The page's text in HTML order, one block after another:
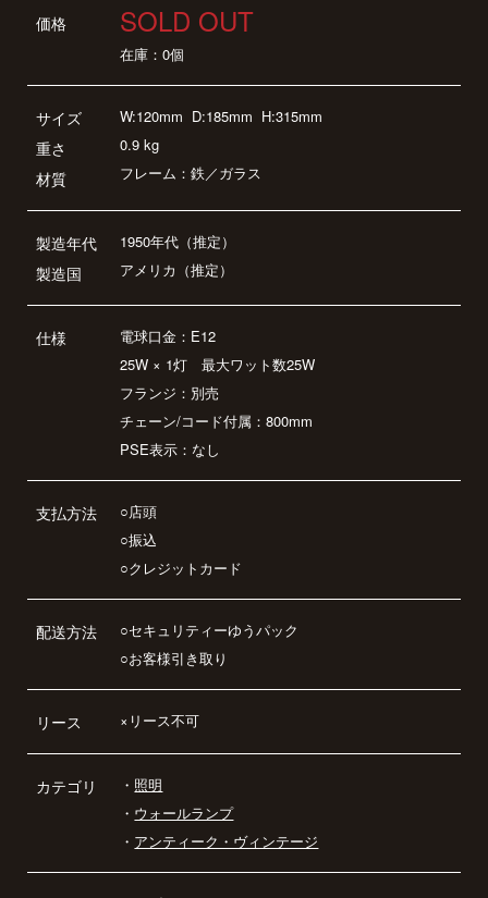
価格 SOLD OUT
在庫：0個
サイズ
重さ
材質
W:120mm D:185mm H:315mm
0.9 kg
フレーム：鉄／ガラス
製造年代
製造国
1950年代（推定）
アメリカ（推定）
仕様
電球口金：E12
25W × 1灯 最大ワット数25W
フランジ：別売
チェーン/コード付属：800mm
PSE表示：なし
支払方法
○店頭
○振込
○クレジットカード
配送方法
○セキュリティーゆうパック
○お客様引き取り
リース ×リース不可
カテゴリ ・ 照明
・ ウォールランプ
・ アンティーク・ヴィンテージ